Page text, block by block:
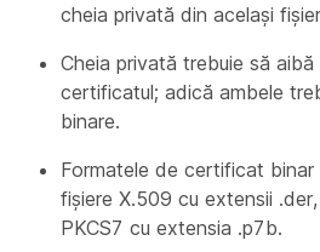
cheia privată din același
Cheia privată trebuie să
certificatul; adică ambele
binare.
Formatele de certificat
fișiere X.509 cu extensii
PKCS7 cu extensia .p7b.